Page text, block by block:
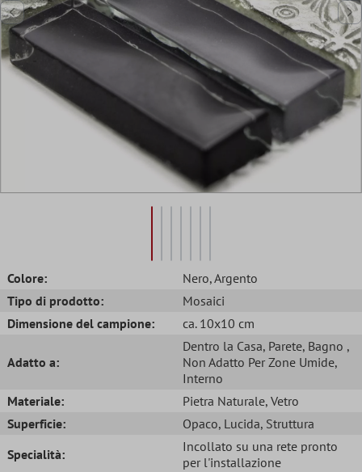
Colore: Nero, Argento
Tipo di prodotto:
Mosaici
Dimensione del campione:
ca. 10x10 cm
Adatto a:
Dentro la Casa, Parete, Bagno ,
Non Adatto Per Zone Umide,
Interno
Materiale:
Pietra Naturale, Vetro
Superficie:
Opaco, Lucida, Struttura
Specialità:
Incollato su una rete pronto
per l'installazione